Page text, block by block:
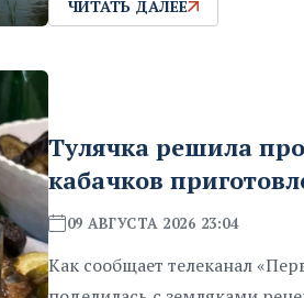
ЧИТАТЬ ДАЛЕЕ
Тулячка решила
кабачков
09 АВГУСТА 2026 23:04
Как сообщает телеканал